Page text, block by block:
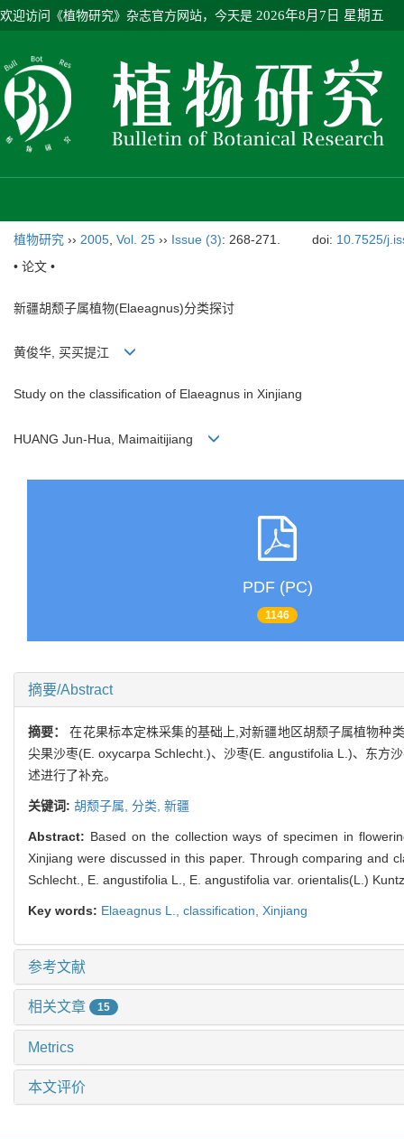
欢迎访问《植物研究》杂志官方网站，今天是 2026年8月7日 星期五
植物研究 ›› 2005 Vol. 25 ›› Issue (3): 268-271. doi: 10.7525/
• 论文 •
新疆胡颓子属植物(Elaeagnus)分类探讨
黄俊华, 买买提江
Study on the classification of Elaeagnus in Xinjiang
HUANG Jun-Hua, Maimaitijiang
PDF (PC)
1146
摘要/Abstract
摘要：在花果标本定株采集的基础上,对新疆地区胡颓子属植物种
尖果沙枣(E. oxycarpa Schlecht.)、沙枣(E. angustifolia L.)、东方
述进行了补充。
关键词: 胡颓子属, 分类, 新疆
Abstract: Based on the collection ways of specimen in
Xinjiang were discussed in this paper. Through comparing and
Schlecht., E. angustifolia L., E. angustifolia var. orientalis(L.)
Key words: Elaeagnus L., classification, Xinjiang
参考文献
相关文章 15
Metrics
本文评价